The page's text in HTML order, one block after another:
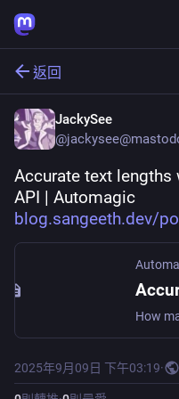
返回
JackySee
@
Accurate text lengths
API | Automagic
blog.sangeeth.dev/
2025年9月09日 下午03:19·